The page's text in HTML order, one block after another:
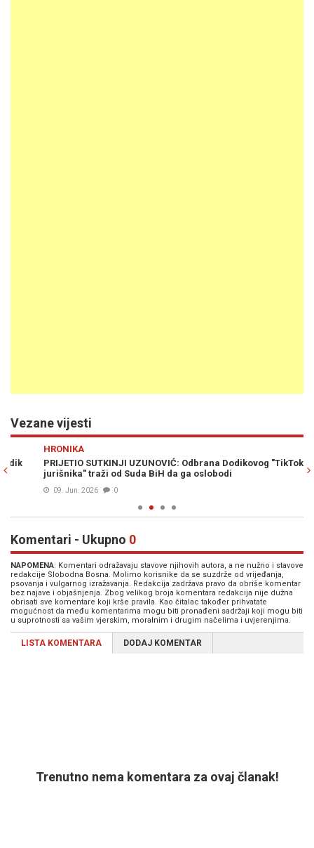
Vezane vijesti
HRONIKA
PRIJETIO SUTKINJI UZUNOVIĆ: Odbrana Dodikovog "TikTok
jurišnika" traži od Suda BiH da ga oslobodi
09. Jun. 2026 0
Komentari - Ukupno 0
NAPOMENA: Komentari odražavaju stavove njihovih autora, a ne nužno i stavove
redakcije Slobodna Bosna. Molimo korisnike da se suzdrže od vrijeđanja,
psovanja i vulgarnog izražavanja. Redakcija zadržava pravo da obriše komentar
bez najave i objašnjenja. Zbog velikog broja komentara redakcija nije dužna
obrisati sve komentare koji krše pravila. Kao čitalac također prihvatate
mogućnost da među komentarima mogu biti pronađeni sadržaji koji mogu biti
u suprotnosti sa vašim vjerskim, moralnim i drugim načelima i uvjerenjima.
LISTA KOMENTARA DODAJ KOMENTAR
Trenutno nema komentara za ovaj članak!